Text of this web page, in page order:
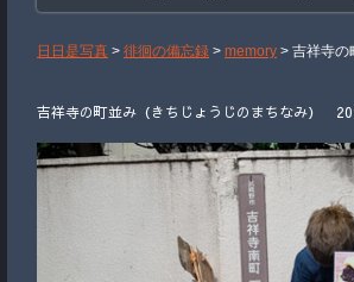
日日是写真 > 徘徊の備忘録 > memory > 吉祥寺の
吉祥寺の町並み（きちじょうじのまちなみ）